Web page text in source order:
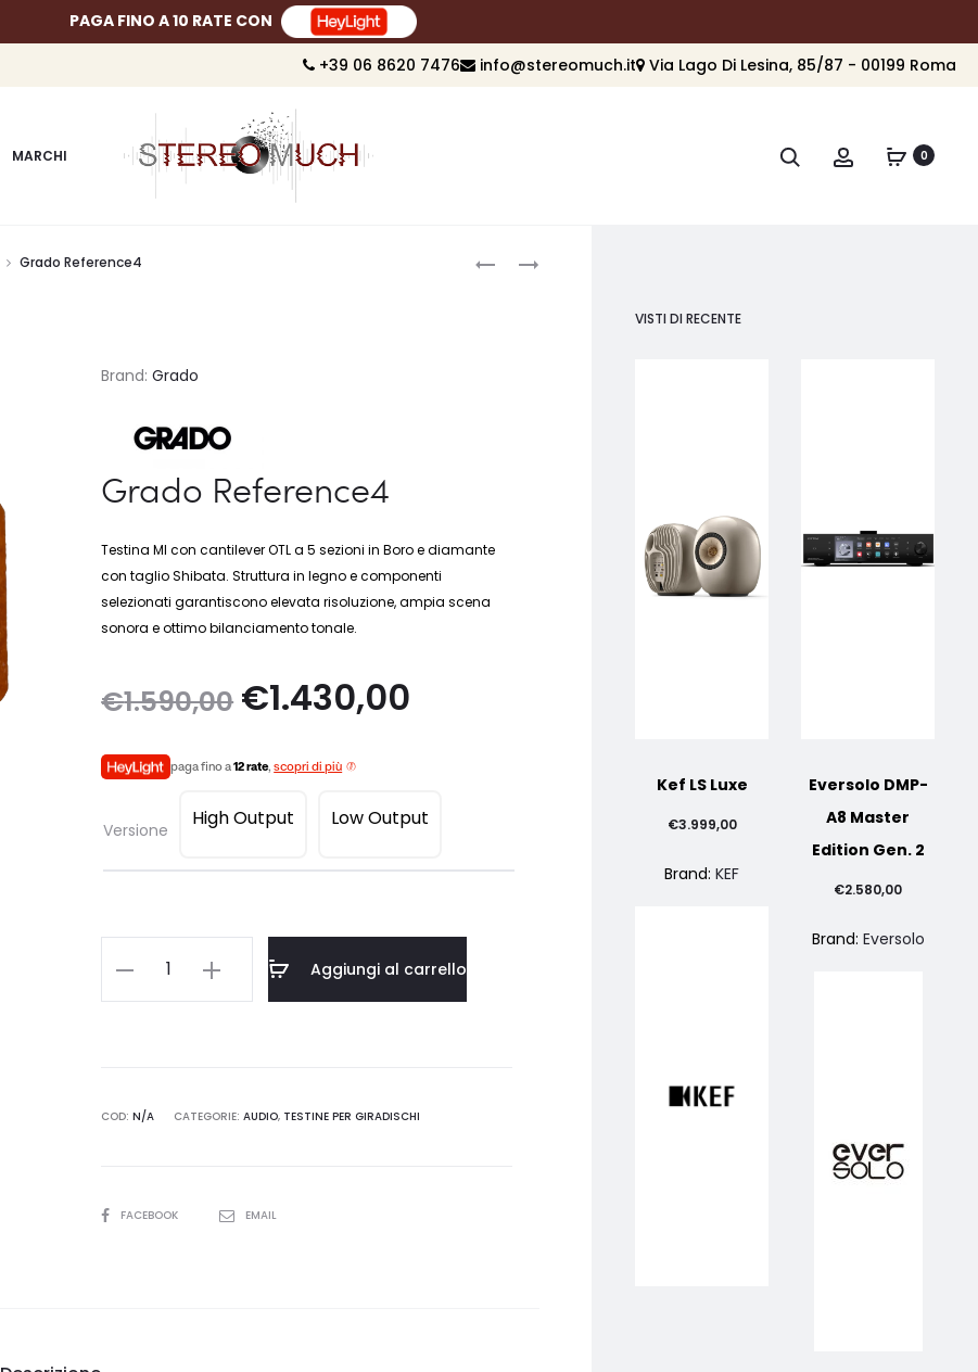
PAGA FINO A 10 RATE CON
+39 06 8620 7476 info@stereomuch.it Via Lago Di Lesina, 85/87 - 00199 Roma
MARCHI Cerca Account 0
Product
navigation
GRADO
GRADO
Grado Reference4
Brand:Grado
Grado Reference4
Testina MI con cantilever OTL a 5 sezioni in Boro e diamante
con taglio Shibata. Struttura in legno e componenti
selezionati garantiscono elevata risoluzione, ampia scena
sonora e ottimo bilanciamento tonale.
€1.590,00 Il
originale
era:
€1.430,00
attuale
è:
paga fino a12 rate,scopri di più
Versione High Output Low Output
Aggiungi al carrello
COD:N/A CATEGORIE:AUDIO, TESTINE PER GIRADISCHI
SHAREFACEBOOK EMAIL
VISTI DI RECENTE
Kef LS Luxe
€3.999,00
Brand:KEF
Eversolo DMP-
A8 Master
Edition Gen. 2
€2.580,00
Brand: Eversolo